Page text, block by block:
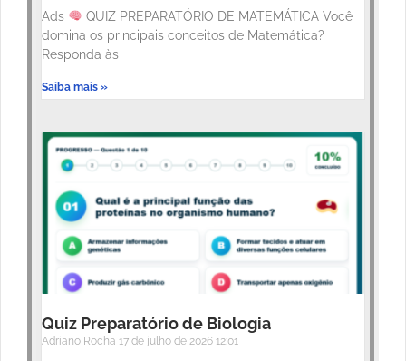
Ads
QUIZ PREPARATÓRIO DE MATEMÁTICA Você
domina os principais conceitos de Matemática?
Responda às
Saiba mais »
Quiz Preparatório de Biologia
Adriano Rocha 17 de julho de 2026 12:01